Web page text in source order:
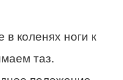
в коленях ноги к
таз.